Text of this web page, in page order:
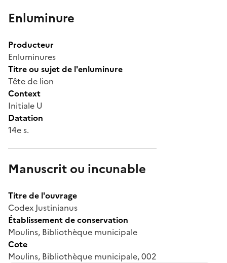
Enluminure
Producteur
Enluminures
Titre ou sujet de l'enluminure
Tête de lion
Context
Initiale U
Datation
14e s.
Manuscrit ou incunable
Titre de l'ouvrage
Codex Justinianus
Établissement de conservation
Moulins, Bibliothèque municipale
Cote
Moulins, Bibliothèque municipale, 002